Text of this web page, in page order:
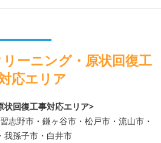
ーニング・原状回復工
応エリア
状回復工事対応エリア>
志野市・鎌ヶ谷市・松戸市・流山市・
我孫子市・白井市